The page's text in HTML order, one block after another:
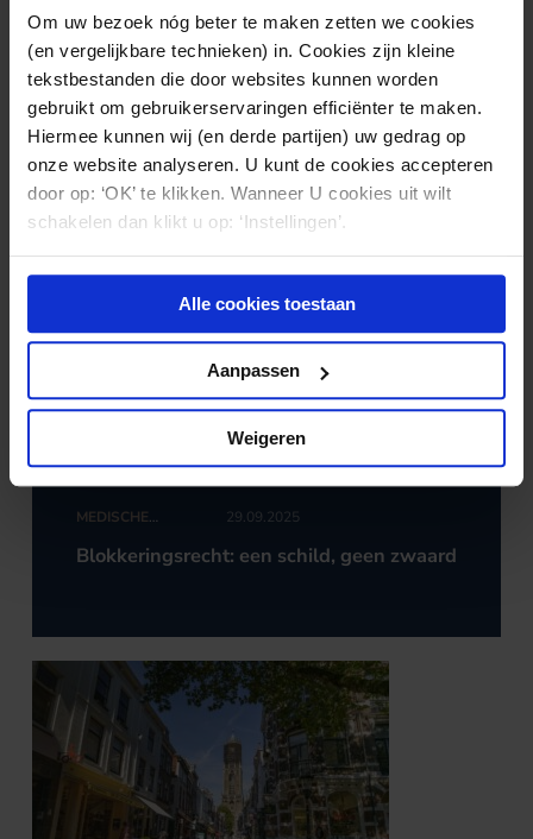
Om uw bezoek nóg beter te maken zetten we cookies
(en vergelijkbare technieken) in. Cookies zijn kleine
tekstbestanden die door websites kunnen worden
gebruikt om gebruikerservaringen efficiënter te maken.
Hiermee kunnen wij (en derde partijen) uw gedrag op
onze website analyseren. U kunt de cookies accepteren
door op: ‘OK’ te klikken. Wanneer U cookies uit wilt
schakelen dan klikt u op: ‘Instellingen’.
Alle cookies toestaan
Aanpassen
Weigeren
Nieuws & kennis
Ook interessant?
MEDISCHE
AANSPRAKELIJKHEID
29.09.2025
Blokkeringsrecht: een schild, geen zwaard